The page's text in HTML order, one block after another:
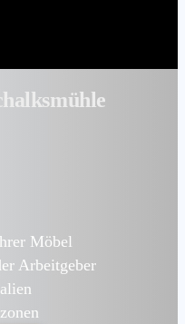
Möbel
Arbeitgeber